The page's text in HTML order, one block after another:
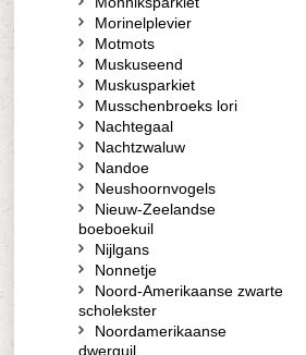
Morinelplevier
Motmots
Muskuseend
Muskusparkiet
Musschenbroeks lori
Nachtegaal
Nachtzwaluw
Nandoe
Neushoornvogels
Nieuw-Zeelandse
boeboekuil
Nijlgans
Nonnetje
Noord-Amerikaanse zwarte
scholekster
Noordamerikaanse
dwerguil